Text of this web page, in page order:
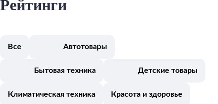
Рейтинги
Все Автотовары
Бытовая техника Детские товары
Климатическая техника Красота и здоровье